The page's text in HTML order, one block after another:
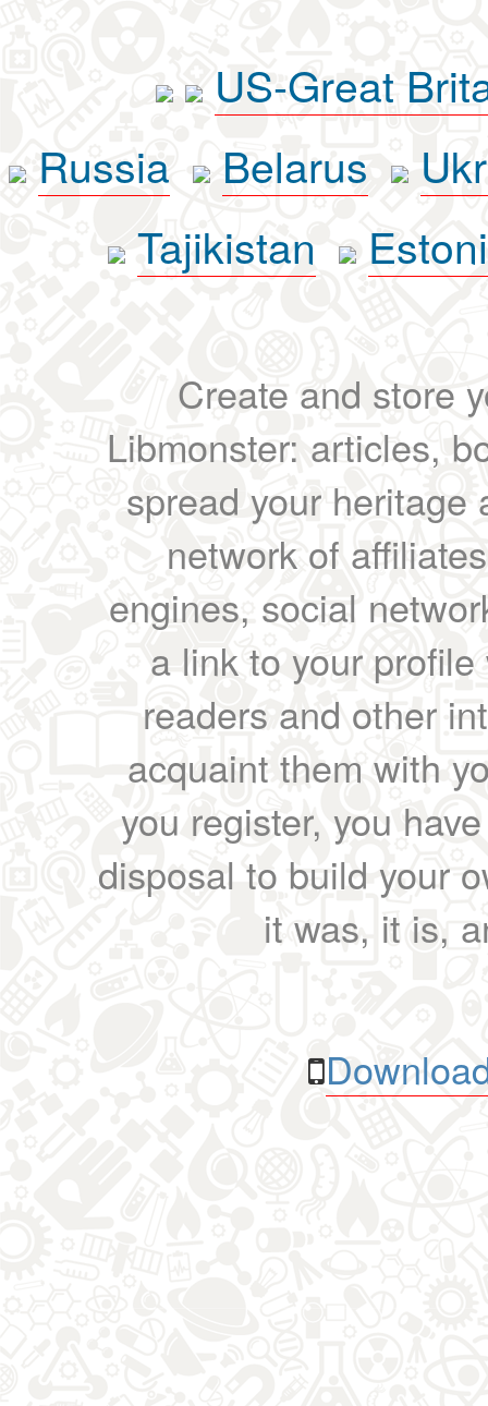
US-Great
Russia
Belarus
Tajikistan
Create and store
Libmonster: articles,
spread your heritage
network of
engines, social
a link to your
readers and other
acquaint them with
you register, you
disposal to build your
it was, it is,